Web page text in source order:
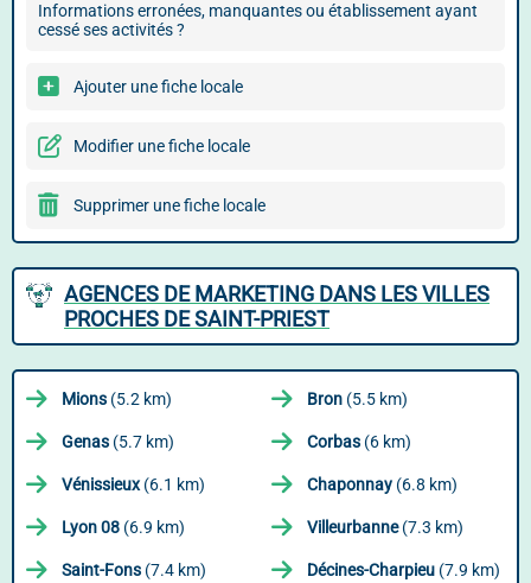
Informations erronées, manquantes ou établissement ayant
cessé ses activités ?
Ajouter une fiche locale
Modifier une fiche locale
Supprimer une fiche locale
AGENCES DE MARKETING DANS LES VILLES
PROCHES DE SAINT-PRIEST
Mions (5.2 km) Bron (5.5 km)
Genas (5.7 km) Corbas (6 km)
Vénissieux(6.1 km) Chaponnay (6.8 km)
Lyon 08 (6.9 km) Villeurbanne(7.3 km)
Saint-Fons (7.4 km) Décines-Charpieu (7.9 km)